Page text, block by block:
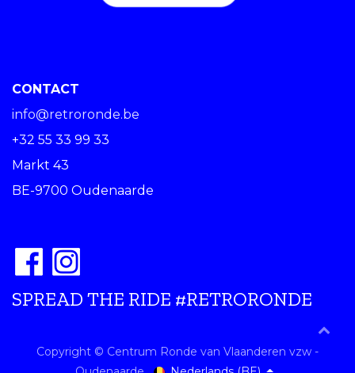
CONTACT
info@retroronde.be
+32 55 33 99 33
Markt 43
BE-9700 Oudenaarde
SPREAD THE RIDE #RETRORONDE
Copyright © Centrum Ronde van Vlaanderen vzw -